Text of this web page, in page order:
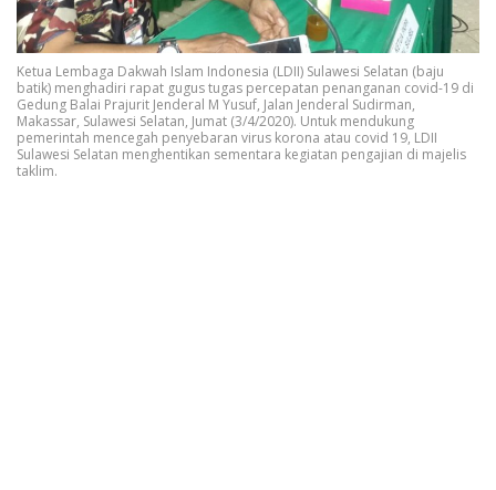
Ketua Lembaga Dakwah Islam Indonesia (LDII) Sulawesi Selatan (baju
batik) menghadiri rapat gugus tugas percepatan penanganan covid-19 di
Gedung Balai Prajurit Jenderal M Yusuf, Jalan Jenderal Sudirman,
Makassar, Sulawesi Selatan, Jumat (3/4/2020). Untuk mendukung
pemerintah mencegah penyebaran virus korona atau covid 19, LDII
Sulawesi Selatan menghentikan sementara kegiatan pengajian di majelis
taklim.